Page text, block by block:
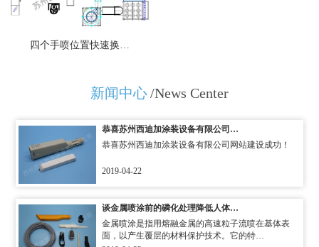
四个手喷位置快速换…
新闻中心/News Center
恭喜苏州西迪加涂装设备有限公司…
恭喜苏州西迪加涂装设备有限公司网站建设成功！
2019-04-22
谈金属喷涂前的磷化处理降低人体…
金属喷涂是指用熔融金属的高速粒子流喷在基体表
面，以产生覆层的材料保护技术。它的特…